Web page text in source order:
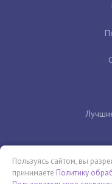
Пользуясь сайтом, вы
принимаете Политику